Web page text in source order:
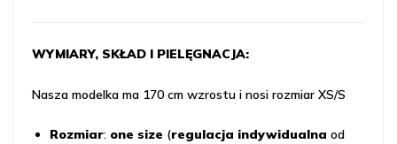
WYMIARY, SKŁAD I PIELĘGNACJA:
Nasza modelka ma 170 cm wzrostu i nosi rozmiar XS/S
Rozmiar: one size (regulacja indywidualna od